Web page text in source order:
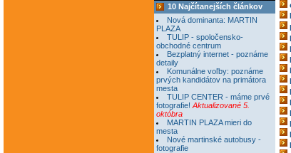
10 Najčítanejších článkov
Nová dominanta: MARTIN
PLAZA
TULIP - spoločensko-
obchodné centrum
Bezplatný internet - poznáme
detaily
Komunálne voľby: poznáme
prvých kandidátov na primátora
mesta
TULIP CENTER - máme prvé
fotografie! Aktualizované 5.
októbra
MARTIN PLAZA mieri do
mesta
Nové martinské autobusy -
fotografie